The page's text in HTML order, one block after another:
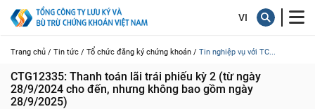
Trang chủ / Tin tức / Tổ chức đăng ký chứng khoán / Tin nghiệp vụ với TC...
CTG12335: Thanh toán lãi trái phiếu kỳ 2 (từ ngày
28/9/2024 cho đến, nhưng không bao gồm ngày
28/9/2025)